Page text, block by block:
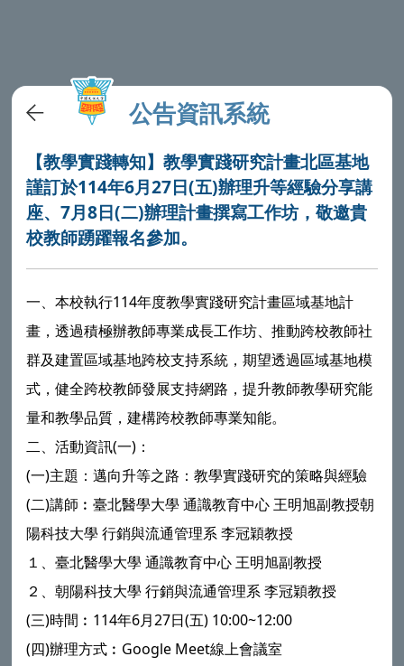
公告資訊系統
【教學實踐轉知】教學實踐研究計畫北區基地
謹訂於114年6月27日(五)辦理升等經驗分享講
座、7月8日(二)辦理計畫撰寫工作坊，敬邀貴
校教師踴躍報名參加。
一、本校執行114年度教學實踐研究計畫區域基地計
畫，透過積極辦教師專業成長工作坊、推動跨校教師社
群及建置區域基地跨校支持系統，期望透過區域基地模
式，健全跨校教師發展支持網路，提升教師教學研究能
量和教學品質，建構跨校教師專業知能。
二、活動資訊(一)：
(一)主題：邁向升等之路：教學實踐研究的策略與經驗
(二)講師︰臺北醫學大學 通識教育中心 王明旭副教授朝
陽科技大學 行銷與流通管理系 李冠穎教授
１、臺北醫學大學 通識教育中心 王明旭副教授
２、朝陽科技大學 行銷與流通管理系 李冠穎教授
(三)時間︰114年6月27日(五) 10:00~12:00
(四)辦理方式︰Google Meet線上會議室